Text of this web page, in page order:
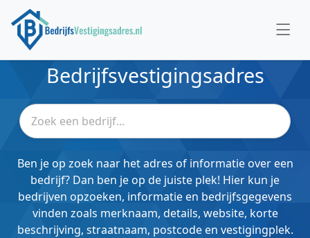
Bedrijfsvestigingsadres
Ben je op zoek naar het adres of informatie over een
bedrijf? Dan ben je op de juiste plek! Hier kun je
bedrijven opzoeken, informatie en bedrijfsgegevens
vinden zoals merknaam, details, website, korte
beschrijving, straatnaam, postcode en vestigingplek.